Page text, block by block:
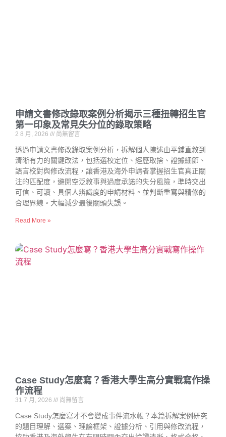
申請文書修改錄取案例分析揭示三種扭轉招生官
第一印象及常見失分位的錄取策略
2 8 月, 2026 尚無留言
透過申請文書修改錄取案例分析，拆解個人陳述由平鋪直敘到
清晰有力的關鍵改法，包括選校定位、經歷取捨、證據細節、
語言校對與修改流程，讓香港及海外申請者掌握招生官真正關
注的匹配度，避開空泛敘事與過度承諾的失分風險，準時交出
可信、可讀、具個人辨識度的申請材料。並判斷重寫與精修的
合理界線。大幅減少最後關頭失誤。
Read More »
Case Study怎麼寫？香港大學生高分實戰寫作操
作流程
31 7 月, 2026 尚無留言
Case Study怎麼寫才不會變成事件流水帳？本篇拆解案例研究
的題目理解、選案、理論框架、證據分析、引用與修改流程，